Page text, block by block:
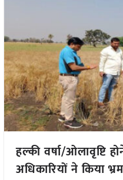
हल्की वर्षा/ओलावृष्टि
अधिकारियों ने किया